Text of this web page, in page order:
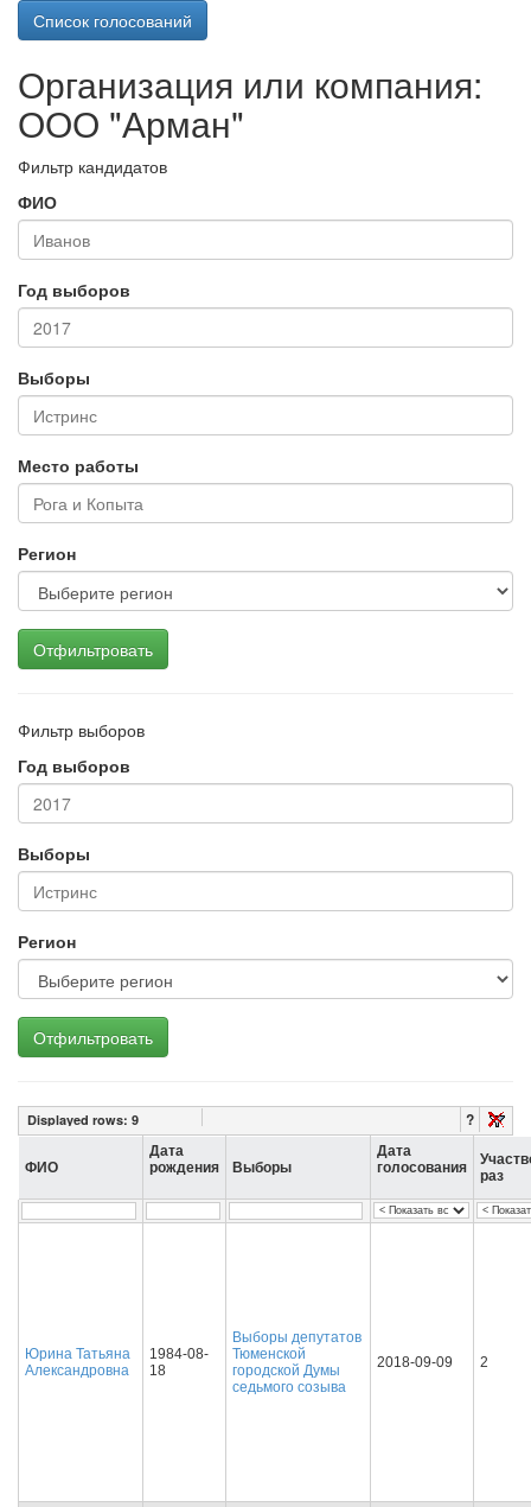
Список голосований
Организация или компания:
ООО "Арман"
Фильтр кандидатов
ФИО
Год выборов
Выборы
Место работы
Регион
Отфильтровать
Фильтр выборов
Год выборов
Выборы
Регион
Отфильтровать
Displayed rows: 9 ?
ФИО
Дата
рождения
Выборы
Дата
голосования
раз
Юрина Татьяна
Александровна
1984-08-
18
Выборы депутатов
Тюменской
городской Думы
седьмого созыва
2018-09-09 2